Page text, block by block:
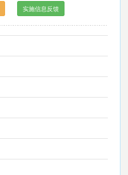
实施信息反馈